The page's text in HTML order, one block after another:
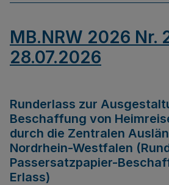
MB.NRW 2026 Nr.
28.07.2026
Runderlass zur
Beschaffung von
durch die Zentralen
Nordrhein-Westfalen
Passersatzpapier-
Erlass)